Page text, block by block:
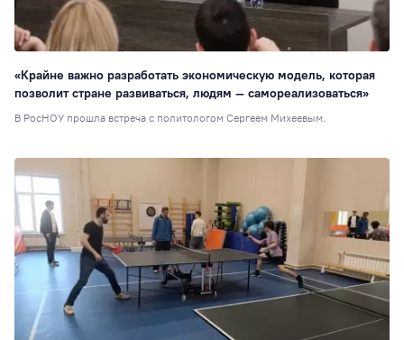
6
Стажировки
6
Социальная
Выпускникам 1
образование 1
Настольные игры
Консорциумы 1
«Крайне важно разработать экономическую модель, которая
позволит стране развиваться, людям — самореализоваться»
В РосНОУ прошла встреча с политологом Сергеем Михеевым.